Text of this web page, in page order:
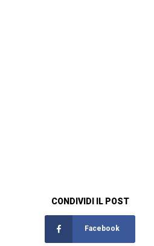
CONDIVIDI IL POST
Facebook